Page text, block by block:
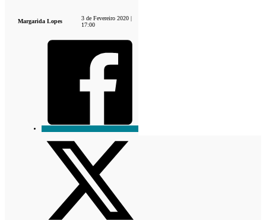
Margarida Lopes
3 de Fevereiro 2020 |
17:00